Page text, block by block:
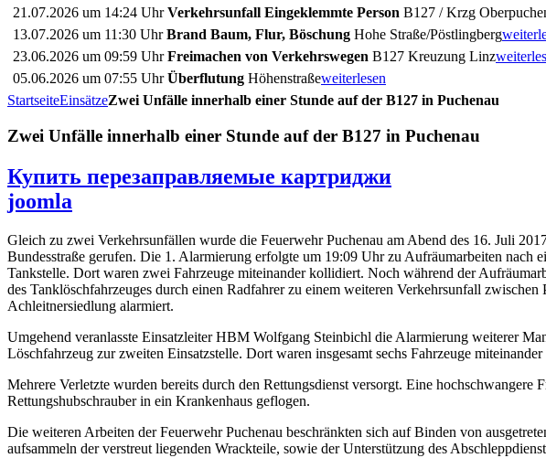
21.07.2026 um 14:24 UhrVerkehrsunfall Eingeklemmte Person B127 / Krzg
13.07.2026 um 11:30 UhrBrand Baum, Flur, Böschung Hohe Straße/Pöstlingberg
23.06.2026 um 09:59 UhrFreimachen von Verkehrswegen B127 Kreuzung Linz
05.06.2026 um 07:55 UhrÜberflutung Höhenstraßeweiterlesen
StartseiteEinsätzeZwei Unfälle innerhalb einer Stunde auf der B127 in Puchenau
Zwei Unfälle innerhalb einer Stunde auf der B127 in Puchenau
Купить перезаправляемые картриджи
joomla
Gleich zu zwei Verkehrsunfällen wurde die Feuerwehr Puchenau am Abend des 16. Juli
Bundesstraße gerufen. Die 1. Alarmierung erfolgte um 19:09 Uhr zu Aufräumarbeiten nach
Tankstelle. Dort waren zwei Fahrzeuge miteinander kollidiert. Noch während der
des Tanklöschfahrzeuges durch einen Radfahrer zu einem weiteren Verkehrsunfall zwischen
Achleitnersiedlung alarmiert.
Umgehend veranlasste Einsatzleiter HBM Wolfgang Steinbichl die Alarmierung weiterer
Löschfahrzeug zur zweiten Einsatzstelle. Dort waren insgesamt sechs Fahrzeuge
Mehrere Verletzte wurden bereits durch den Rettungsdienst versorgt. Eine hochschwangere
Rettungshubschrauber in ein Krankenhaus geflogen.
Die weiteren Arbeiten der Feuerwehr Puchenau beschränkten sich auf Binden von
aufsammeln der verstreut liegenden Wrackteile, sowie der Unterstützung des